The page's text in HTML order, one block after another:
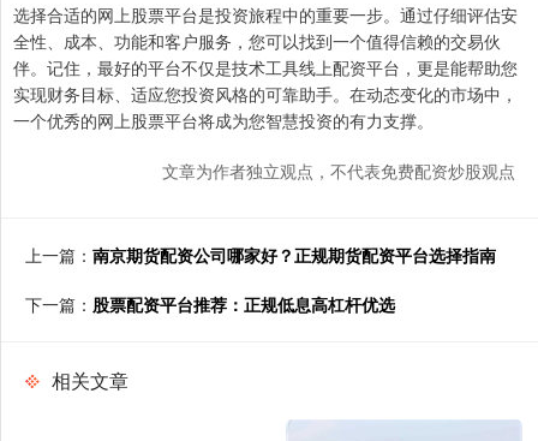
选择合适的网上股票平台是投资旅程中的重要一步。通过仔细评估安
全性、成本、功能和客户服务，您可以找到一个值得信赖的交易伙
伴。记住，最好的平台不仅是技术工具线上配资平台，更是能帮助您
实现财务目标、适应您投资风格的可靠助手。在动态变化的市场中，
一个优秀的网上股票平台将成为您智慧投资的有力支撑。
文章为作者独立观点，不代表免费配资炒股观点
上一篇： 南京期货配资公司哪家好？正规期货配资平台选择指南
下一篇： 股票配资平台推荐：正规低息高杠杆优选
相关文章